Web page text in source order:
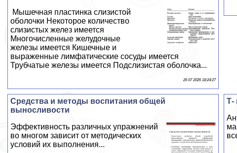
Мышечная пластинка слизистой
оболочки Некоторое количество
слизистых желез имеется
Многочисленные желудочные
железы имеется Кишечные и
выраженные лимфатические сосуды имеется
Трубчатые железы имеется Подслизистая оболочка...
26 07 2026 18:24:27
Т-
Средства и методы воспитания общей
выносливости
Эффективность различных упражнений
во многом зависит от методических
условий их выполнения...